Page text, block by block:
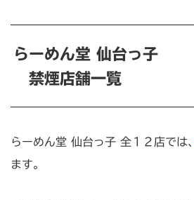
らーめん堂 仙台っ子
禁煙店舗一覧
らーめん堂 仙台っ子 全１２店では、
ます。